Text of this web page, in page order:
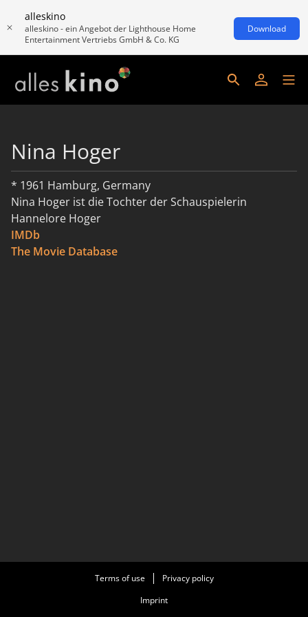
alleskino
alleskino - ein Angebot der Lighthouse Home
Entertainment Vertriebs GmbH & Co. KG
Download
Nina Hoger
* 1961 Hamburg, Germany
Nina Hoger ist die Tochter der Schauspielerin
Hannelore Hoger
read more
IMDb
The Movie Database
Terms of use
Privacy policy
Imprint